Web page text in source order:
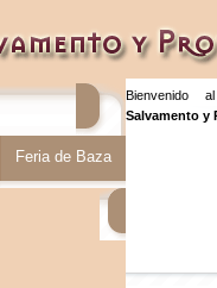
Feria de Baza
Bienvenido
Salvamento y